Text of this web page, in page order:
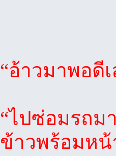
“อ้าวมาพอดี
“ไปซ่อมรถม
ข้าวพร้อมห